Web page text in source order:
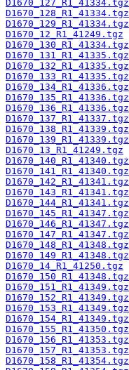
D1670_127_R1_41334.tgz
D1670_128_R1_41334.tgz
D1670_129_R1_41334.tgz
D1670_12_R1_41249.tgz
D1670_130_R1_41334.tgz
D1670_131_R1_41335.tgz
D1670_132_R1_41335.tgz
D1670_133_R1_41335.tgz
D1670_134_R1_41336.tgz
D1670_135_R1_41336.tgz
D1670_136_R1_41336.tgz
D1670_137_R1_41337.tgz
D1670_138_R1_41339.tgz
D1670_139_R1_41339.tgz
D1670_13_R1_41249.tgz
D1670_140_R1_41340.tgz
D1670_141_R1_41340.tgz
D1670_142_R1_41341.tgz
D1670_143_R1_41341.tgz
D1670_144_R1_41341.tgz
D1670_145_R1_41347.tgz
D1670_146_R1_41347.tgz
D1670_147_R1_41347.tgz
D1670_148_R1_41348.tgz
D1670_149_R1_41348.tgz
D1670_14_R1_41250.tgz
D1670_150_R1_41348.tgz
D1670_151_R1_41349.tgz
D1670_152_R1_41349.tgz
D1670_153_R1_41349.tgz
D1670_154_R1_41349.tgz
D1670_155_R1_41350.tgz
D1670_156_R1_41353.tgz
D1670_157_R1_41353.tgz
D1670_158_R1_41354.tgz